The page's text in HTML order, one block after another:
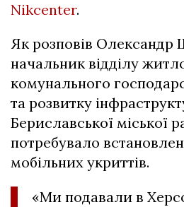
Nikcenter.
Як розповів Олександр
начальник відділу
комунального
та розвитку
Бериславської міської
потребувало
мобільних укриттів.
«Ми подавали в